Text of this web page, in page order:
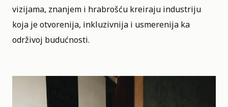
vizijama, znanjem i hrabrošću kreiraju industriju
koja je otvorenija, inkluzivnija i usmerenija ka
održivoj budućnosti.